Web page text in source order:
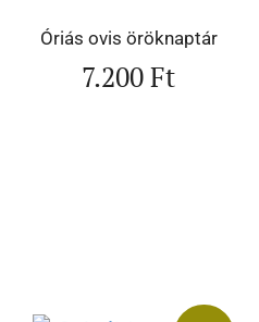
Óriás ovis öröknaptár
7.200Ft